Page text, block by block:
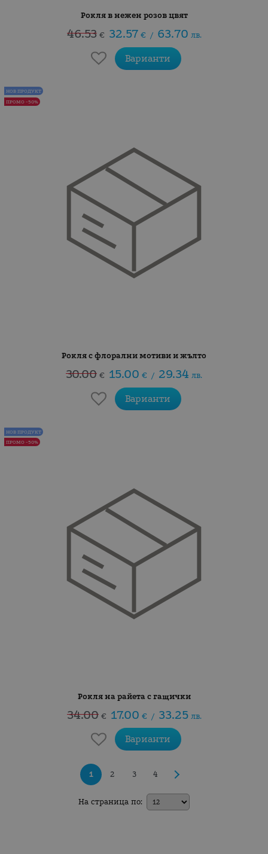
Рокля в нежен розов цвят
46.53 € 32.57 € / 63.70 лв.
Варианти
Рокля с флорални мотиви и жълто
30.00 € 15.00 € / 29.34 лв.
Варианти
НОВ ПРОДУКТ
ПРОМО -50%
Рокля на райета с гащички
34.00 € 17.00 € / 33.25 лв.
Варианти
НОВ ПРОДУКТ
ПРОМО -50%
1 2 3 4
На страница по: